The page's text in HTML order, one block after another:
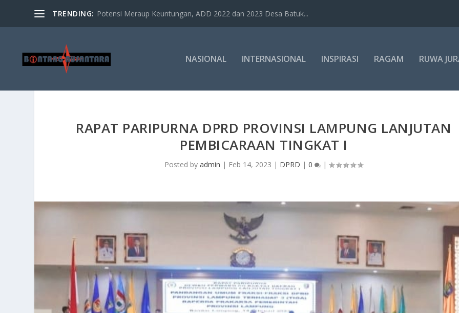
TRENDING: Potensi Meraup Keuntungan, ADD 2022 dan 2023 Desa Batuk...
NASIONAL INTERNASIONAL INSPIRASI RAGAM RUWA
RAPAT PARIPURNA DPRD PROVINSI LAMPUNG LANJUTAN
PEMBICARAAN TINGKAT I
Posted byadmin | Feb 14, 2023 | DPRD |0 |